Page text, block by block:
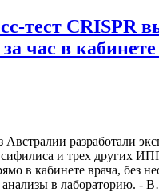
тест CRISPR
час в кабинете
разработали
и трех других
в кабинете врача, без
анализы в лабораторию. -